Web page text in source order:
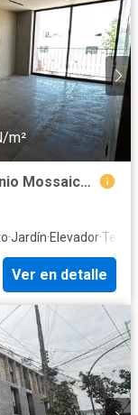
m²
Departamento Ubicado en Condominio Mossaica #303, Col. San Juan De Dios, Guadala
·Jardín·Elevador·
Ver en detalle